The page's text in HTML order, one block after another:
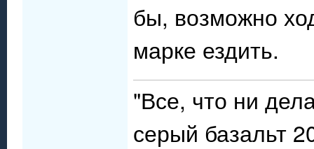
бы, возможно
марке ездить.
"Все, что ни
серый базальт